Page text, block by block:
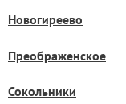
Новогиреево
Преображенское
Сокольники